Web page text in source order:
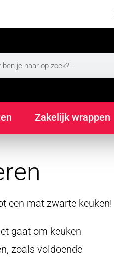
Zakelijk wrappen
een mat zwarte keuken!
gaat om keuken
zoals voldoende